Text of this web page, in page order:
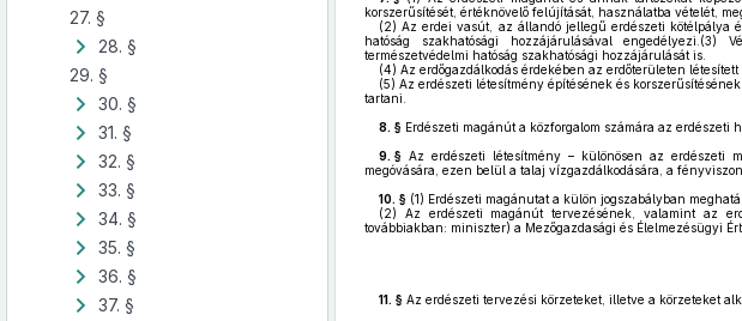
27. §
28. §
29. §
30. §
31. §
32. §
33. §
34. §
35. §
36. §
37. §
korszerűsítését, értéknövelő felújítását, használatba vételét,
(2) Az erdei vasút, az állandó jellegű erdészeti kötélpálya
hatóság szakhatósági hozzájárulásával
természetvédelmi hatóság szakhatósági hozzájárulását is.
(4) Az erdőgazdálkodás érdekében az erdőterületen
(5) Az erdészeti létesítmény építésének és
tartani.
8. §Erdészeti magánút a közforgalom számára az erdészeti
9. §Az erdészeti létesítmény – különösen az erdészeti
megóvására, ezen belül a talaj vízgazdálkodására, a
10. §(1) Erdészeti magánutat a külön jogszabályban
(2) Az erdészeti magánút tervezésének, valamint az
továbbiakban: miniszter) a Mezőgazdasági és Élelmezésügyi
11. §Az erdészeti tervezési körzeteket, illetve a körzeteket